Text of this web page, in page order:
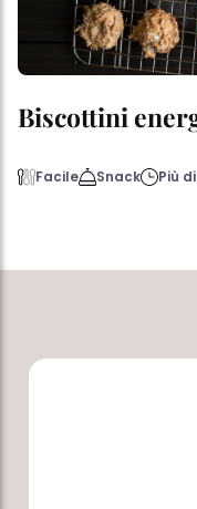
Biscottini
Facile Snack Più